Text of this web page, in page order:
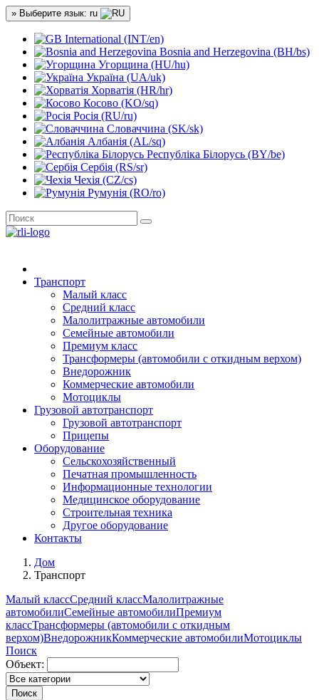
» Выберите язык: ru
International (INT/en)
Bosnia and Herzegovina (BH/bs)
Угорщина (HU/hu)
Україна (UA/uk)
Хорватія (HR/hr)
Косово (KO/sq)
Росія (RU/ru)
Словаччина (SK/sk)
Албанія (AL/sq)
Республіка Білорусь (BY/be)
Сербія (RS/sr)
Чехія (CZ/cs)
Румунія (RO/ro)
Транспорт
Малый класс
Средний класс
Малолитражные автомобили
Семейные автомобили
Премиум класс
Трансформеры (автомобили с откидным верхом)
Внедорожник
Коммерческие автомобили
Мотоциклы
Грузовой автотранспорт
Грузовой автотранспорт
Прицепы
Оборудование
Сельскохозяйственный
Печатная промышленность
Информационные технологии
Медицинское оборудование
Строительная техника
Другое оборудование
Контакты
Дом
Транспорт
Малый классСредний классМалолитражные
автомобилиСемейные автомобилиПремиум
классТрансформеры (автомобили с откидным
верхом)ВнедорожникКоммерческие автомобилиМотоциклы
Поиск
Объект:
Поиск